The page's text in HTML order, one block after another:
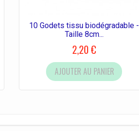
10 Godets tissu biodégradable -
Taille 8cm...
2,20 €
AJOUTER AU PANIER